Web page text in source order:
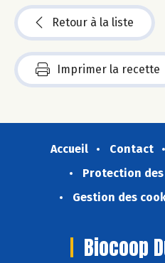
Retour à la liste
Imprimer la recette
Accueil Contact
Protection
Gestion des
Biocoop